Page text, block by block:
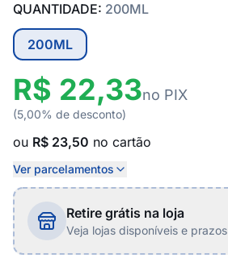
QUANTIDADE: 200ML
200ML
R$ 22,33no PIX
(5,00% de desconto)
ou R$ 23,50 no cartão
Ver parcelamentos
Retire grátis na loja
Veja lojas disponíveis e prazos